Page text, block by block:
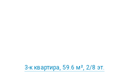
3-к квартира, 59.6 м², 2/8 эт.